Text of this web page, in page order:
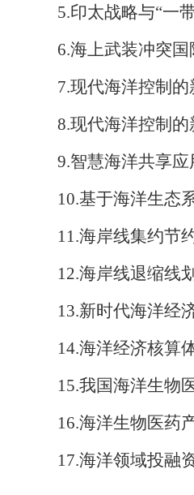
5.印太战略与“一带
6.海上武装冲突国
7.现代海洋控制的
8.现代海洋控制的
9.智慧海洋共享应
10.基于海洋生态系
11.海岸线集约节约
12.海岸线退缩线划
13.新时代海洋经济
14.海洋经济核算体
15.我国海洋生物医
16.海洋生物医药产
17.海洋领域投融资